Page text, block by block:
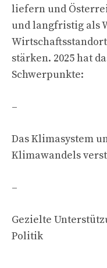
liefern und
und langfristig als
stärken. 2025 hat
Schwerpunkte:
–
Das Klimasystem
Klimawandels
–
Gezielte
Politik